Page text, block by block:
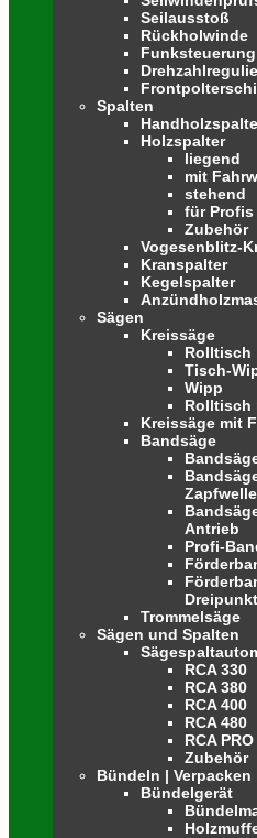
Seilausstoß
Rückholwinde
Funksteuerung
Spalten
Holzspalter
liegend
mit
stehend
für Profis
Zubehör
Vogesenblitz-
Kranspalter
Kegelspalter
Sägen
Kreissäge
Rolltisch
Tisch-
Wipp
Rolltisch
Kreissäge mit
Bandsäge
Antrieb
Profi-
Trommelsäge
Sägen und Spalten
RCA 330
RCA 380
RCA 400
RCA 480
RCA
Zubehör
Bündeln | Verpacken
Bündelgerät